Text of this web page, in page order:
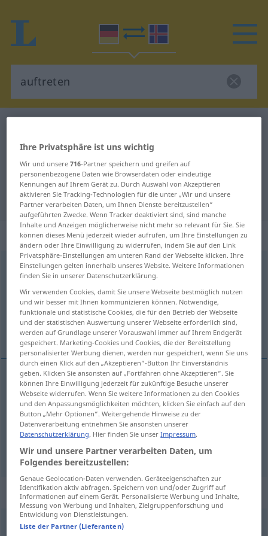
Deutsch-Isländisch Übersetzung
für "auftreten"
"auftreten" Isländisch Übersetzung
„auftreten“
auftreten
Übersicht aller Übersetzungen
(Für mehr Details die Übersetzung anklicken/antippen)
ganga, stíga, koma fram, leika
ganga,stíga auftreten
komafram auftreten
leika auftreten THEAT
Synonyme für "auftreten"
vorkommen
Ihre Privatsphäre ist uns wichtig
Wir und unsere716-Partner speichern und greifen auf
personenbezogene Daten wie Browserdaten oder eindeutige
Kennungen auf Ihrem Gerät zu. Durch Auswahl von Akzeptieren
aktivieren Sie Tracking-Technologien für die unter „Wir und unsere
Partner verarbeiten Daten, um Ihnen Dienste bereitzustellen“
aufgeführten Zwecke. Wenn Tracker deaktiviert sind, sind manche
Inhalte und Anzeigen möglicherweise nicht mehr so relevant für Sie. Sie
können dieses Menü jederzeit wieder aufrufen, um Ihre Einstellungen zu
ändern oder Ihre Einwilligung zu widerrufen, indem Sie auf den Link
Privatsphäre-Einstellungen am unteren Rand der Webseite klicken. Ihre
Einstellungen gelten innerhalb unseres Website. Weitere Informationen
finden Sie in unserer Datenschutzerklärung.
Wir verwenden Cookies, damit Sie unsere Webseite bestmöglich nutzen
und wir besser mit Ihnen kommunizieren können. Notwendige,
funktionale und statistische Cookies, die für den Betrieb der Webseite
und der statistischen Auswertung unserer Webseite erforderlich sind,
werden auf Grundlage unserer Vorauswahl immer auf Ihrem Endgerät
gespeichert. Marketing-Cookies und Cookies, die der Bereitstellung
personalisierter Werbung dienen, werden nur gespeichert, wenn Sie uns
durch einen Klick auf den „Akzeptieren“-Button Ihr Einverständnis
geben. Klicken Sie ansonsten auf „Fortfahren ohne Akzeptieren“. Sie
können Ihre Einwilligung jederzeit für zukünftige Besuche unserer
Webseite widerrufen. Wenn Sie weitere Informationen zu den Cookies
und den Anpassungsmöglichkeiten möchten, klicken Sie einfach auf den
Button „Mehr Optionen“. Weitergehende Hinweise zu der
Datenverarbeitung entnehmen Sie ansonsten unserer
Datenschutzerklärung. Hier finden Sie unserImpressum.
Wir und unsere Partner verarbeiten Daten, um
Folgendes bereitzustellen:
Genaue Geolocation-Daten verwenden. Geräteeigenschaften zur
Identifikation aktiv abfragen. Speichern von und/oder Zugriff auf
Informationen auf einem Gerät. Personalisierte Werbung und Inhalte,
Messung von Werbung und Inhalten, Zielgruppenforschung und
Entwicklung von Dienstleistungen.
Liste der Partner (Lieferanten)